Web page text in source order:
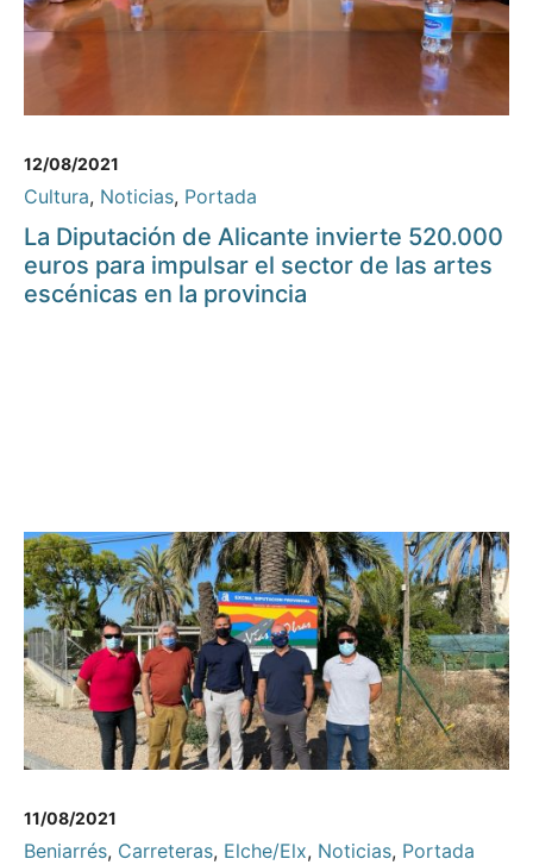
12/08/2021
Cultura, Noticias, Portada
La Diputación de Alicante invierte 520.000
euros para impulsar el sector de las artes
escénicas en la provincia
11/08/2021
Beniarrés, Carreteras, Elche/Elx, Noticias, Portada